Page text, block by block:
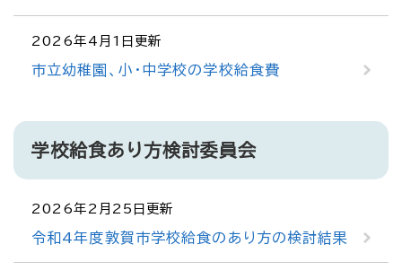
2026年4月1日更新
市立幼稚園、小・中学校の学校給食費
学校給食あり方検討委員会
2026年2月25日更新
令和4年度敦賀市学校給食のあり方の検討結果